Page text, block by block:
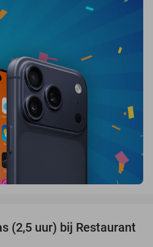
21%
(2,5 uur) bij Restaurant